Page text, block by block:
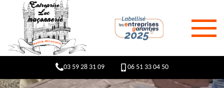
03 59 28 31 09 06 51 33 04 50